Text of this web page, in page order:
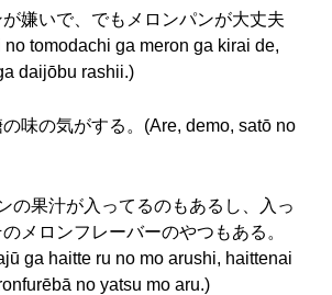
嫌いで、でもメロンパンが大丈夫
no tomodachi ga meron ga kirai de,
daijōbu rashii.)
味の気がする。(Are, demo, satō no
の果汁が入ってるのもあるし、入っ
メロンフレーバーのやつもある。
ga haitte ru no mo arushi, haittenai
no yatsu mo aru.)